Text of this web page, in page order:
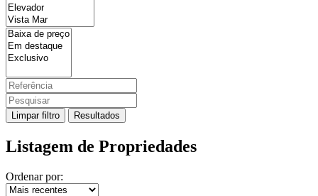
Limpar filtro Resultados
Listagem de Propriedades
Ordenar por: